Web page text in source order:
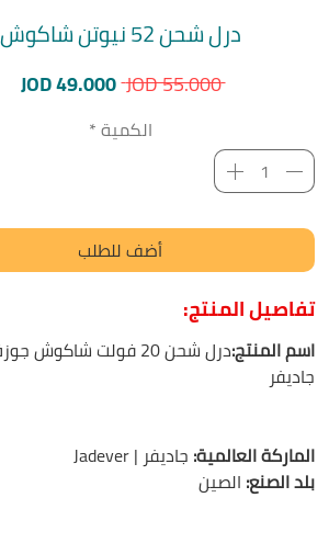
درل شحن 52 نيوتن شاكوش
JOD 55.000 سعر
JOD 49.000سعر
الكمية*
أضف للطلب
تفاصيل المنتج:
اسم المنتج:
جاديفر
الماركة العالمية: جاديفر | Jadever
بلد الصنع: الصين